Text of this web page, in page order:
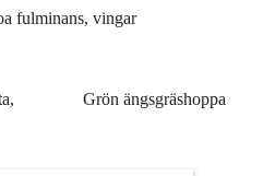
fulminans, vingar
Grön ängsgräshoppa